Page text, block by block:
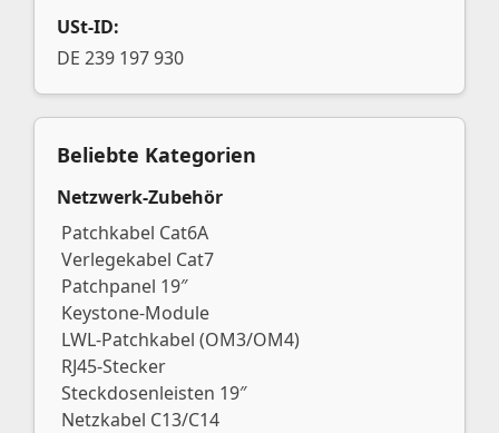
USt-ID:
DE 239 197 930
Beliebte Kategorien
Netzwerk-Zubehör
Patchkabel Cat6A
Verlegekabel Cat7
Patchpanel 19″
Keystone-Module
LWL-Patchkabel (OM3/OM4)
RJ45-Stecker
Steckdosenleisten 19″
Netzkabel C13/C14